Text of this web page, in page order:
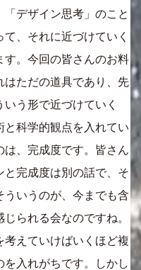
デザイン思考」のこと
、それに近づけていく
す。今回の皆さんのお料
はただの道具であり、先
う形で近づけていく
科学的観点を入れてい
は、完成度です。皆さん
完成度は別の話で、そ
ういうのが、今までも含
られる会なのですね。
考えていけばいくほど複
入れがちです。しかし